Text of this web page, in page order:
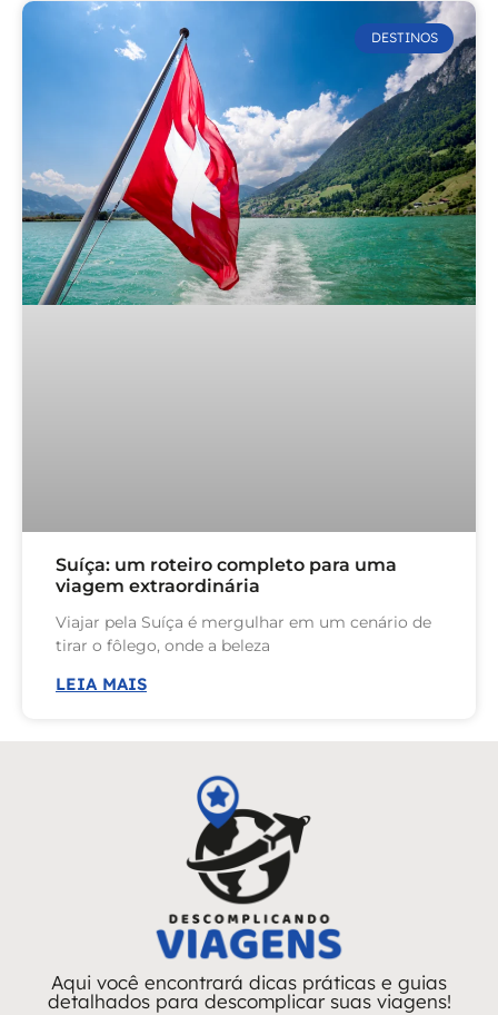
DESTINOS
Suíça: um roteiro completo para uma
viagem extraordinária
Viajar pela Suíça é mergulhar em um cenário de
tirar o fôlego, onde a beleza
LEIA MAIS
Aqui você encontrará dicas práticas e guias
detalhados para descomplicar suas viagens!